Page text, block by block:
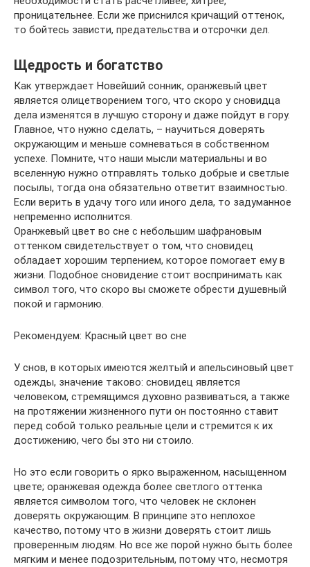
проницательнее. Если же приснился кричащий оттенок,
то бойтесь зависти, предательства и отсрочки дел.
Щедрость и богатство
Как утверждает Новейший сонник, оранжевый цвет
является олицетворением того, что скоро у сновидца
дела изменятся в лучшую сторону и даже пойдут в гору.
Главное, что нужно сделать, – научиться доверять
окружающим и меньше сомневаться в собственном
успехе. Помните, что наши мысли материальны и во
вселенную нужно отправлять только добрые и светлые
посылы, тогда она обязательно ответит взаимностью.
Если верить в удачу того или иного дела, то задуманное
непременно исполнится.
Оранжевый цвет во сне с небольшим шафрановым
оттенком свидетельствует о том, что сновидец
обладает хорошим терпением, которое помогает ему в
жизни. Подобное сновидение стоит воспринимать как
символ того, что скоро вы сможете обрести душевный
покой и гармонию.
Рекомендуем: Красный цвет во сне
У снов, в которых имеются желтый и апельсиновый цвет
одежды, значение таково: сновидец является
человеком, стремящимся духовно развиваться, а также
на протяжении жизненного пути он постоянно ставит
перед собой только реальные цели и стремится к их
достижению, чего бы это ни стоило.
Но это если говорить о ярко выраженном, насыщенном
цвете; оранжевая одежда более светлого оттенка
является символом того, что человек не склонен
доверять окружающим. В принципе это неплохое
качество, потому что в жизни доверять стоит лишь
проверенным людям. Но все же порой нужно быть более
мягким и менее подозрительным, потому что, несмотря